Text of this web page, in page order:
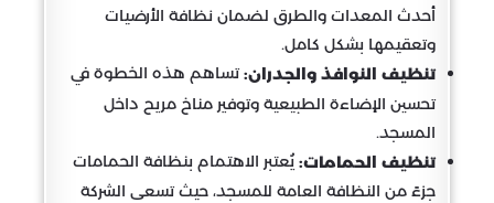
أحدث المعدات والطرق لضمان نظافة الأرضيات
وتعقيمها بشكل كامل.
تنظيف النوافذ والجدران:تساهم هذه الخطوة في
تحسين الإضاءة الطبيعية وتوفير مناخ مريح داخل
المسجد.
تنظيف الحمامات: يُعتبر الاهتمام بنظافة الحمامات
جزءً من النظافة العامة للمسجد، حيث تسعى الشركة